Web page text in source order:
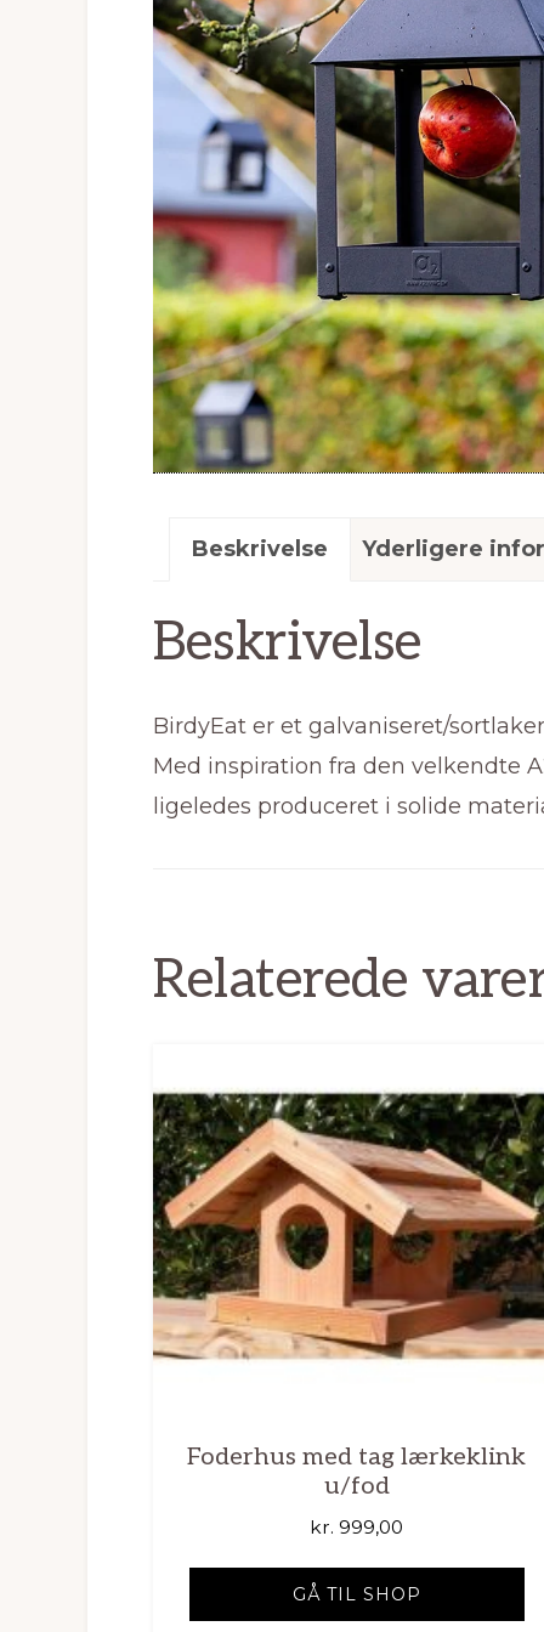
Beskrivelse Yderligere
Beskrivelse
BirdyEat er et galvaniseret/
Med inspiration fra den velkendte
ligeledes produceret i solide
Relaterede
Foderhus med tag lærkeklink
u/fod
kr. 999,00
GÅ TIL SHOP